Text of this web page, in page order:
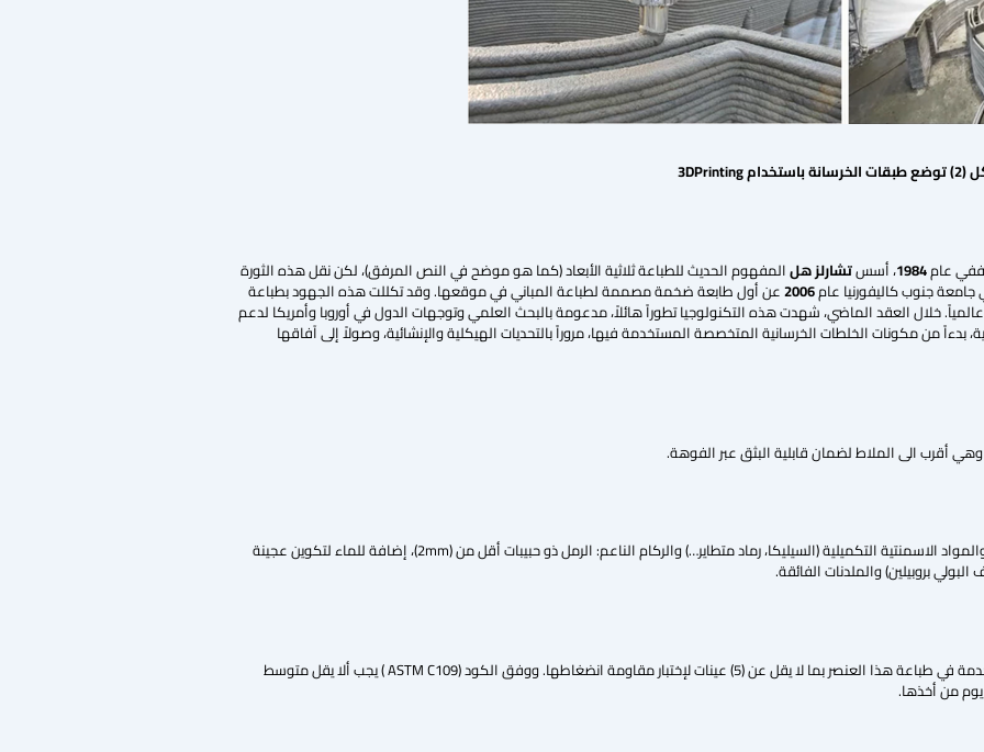
(
2
)توضع طبقات الخرسانة باستخدام3DPrinting
ففي عام1984، أسستشارلز هلالمفهوم الحديث للطباعة ثلاثية الأبعاد (كما هو موضح في النص المرفق)، لكن نقل هذه الثورة
جنوب كاليفورنيا عام2006عن أول طابعة ضخمة مصممة لطباعة المباني في موقعها. وقد تكللت هذه الجهود بطباعة
عالمياً. خلال العقد الماضي، شهدت هذه التكنولوجيا تطوراً هائلاً، مدعومة بالبحث العلمي وتوجهات الدول في أوروبا وأمريكا لدعم
بدءاً من مكونات الخلطات الخرسانية المتخصصة المستخدمة فيها، مروراً بالتحديات الهيكلية والإنشائية، وصولاً إلى آفاقها
أقرب الى الملاط لضمان قابلية البثق عبر الفوهة.
تتكون الخرسانة المخصصة للطباعة من المواد الرابطة: الاسمنت (بورتلاندي عادة) والمواد الاسمنتية التكميلية (السيليكا، رماد متطاير…) والركام الناعم: الرمل ذو حبيبات أقل من (2mm)، إضافة للماء لتكوين عجينة
بروبيلين) والملدنات الفائقة.
أثناء الطباعة ثلاثية الأبعاد لأيا عنصر في المبنى يجب أخذ عينات من الخرسانة المستخدمة في طباعة هذا العنصر بما لا يقل عن (5) عينات لإختبار مقاومة انضغاطها. ووفق الكود (ASTM C109 ) يجب ألا يقل متوسط